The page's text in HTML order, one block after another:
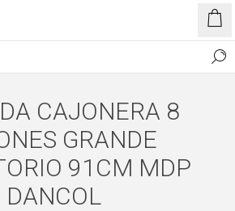
CAJONERA 8
GRANDE
91CM MDP
DANCOL